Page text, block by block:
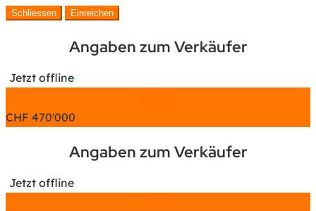
Schliessen Einreichen
Angaben zum Verkäufer
Jetzt offline
CHF 470'000
Angaben zum Verkäufer
Jetzt offline